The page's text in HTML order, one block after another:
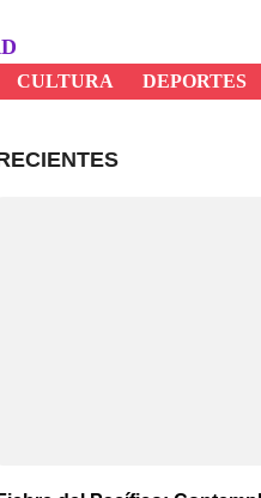
CULTURA DEPORTES